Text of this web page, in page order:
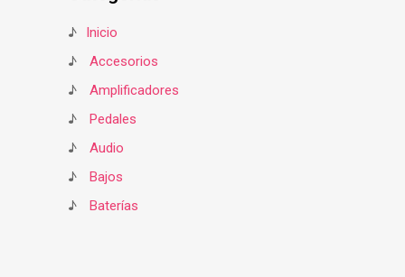
♪
Inicio
♪
Accesorios
♪
Amplificadores
♪
Pedales
♪
Audio
♪
Bajos
♪
Baterías